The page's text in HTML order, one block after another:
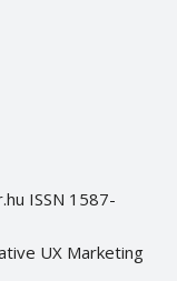
ISSN 1587-
UX Marketing